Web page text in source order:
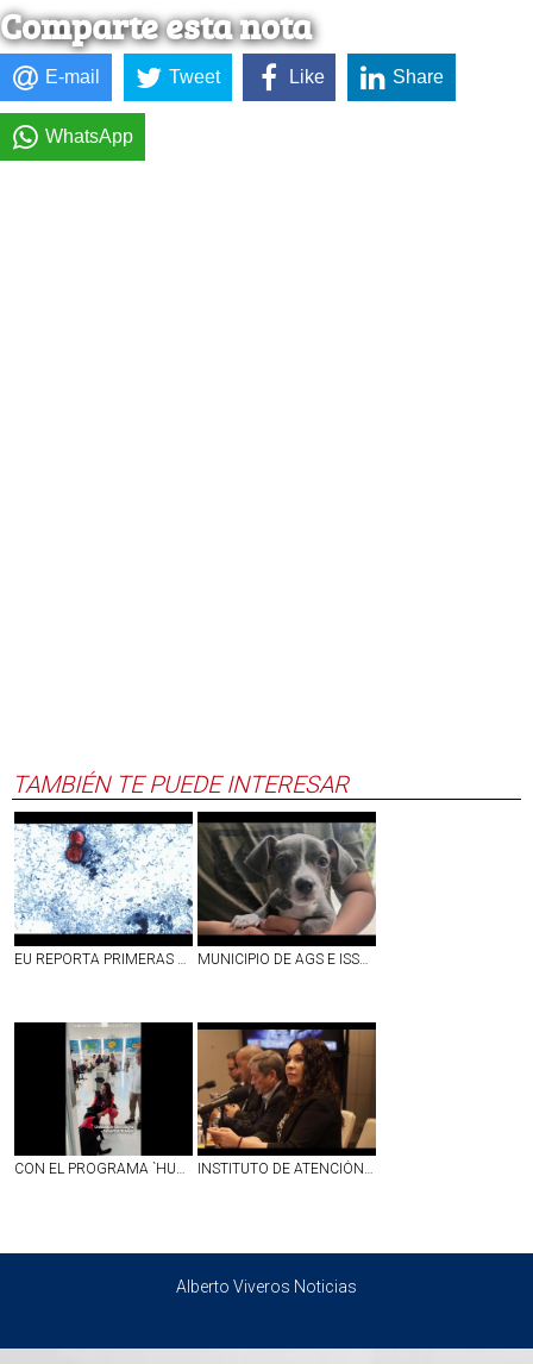
Comparte esta nota
E-mail Tweet Like Share
WhatsApp
TAMBIÉN TE PUEDE INTERESAR
EU REPORTA PRIMERAS DOS MUERTES POR `DIARREA EXPLOSIVA´ A CAUSA DE CYCLOSPORA; SUMAN MÁS DE 4 MIL CASOS CONFIRMADOS MUNICIPIO DE AGS E ISSEA REALIZARÁN ESTERILIZACIONES GRATUITAS EN LA COLONIA LA SOLEDAD
CON EL PROGRAMA `HUELLAS´ PERRITOS DE ASISTENCIA DARÁN APOYO EMOCIONAL A NIÑOS CON CÁNCER EN EL CHMH | VIDEO INSTITUTO DE ATENCIÓN INTEGRAL DE ENFERMEDADES RENALES COMIENZA A DAR RESULTADOS CON LA DISMINUCIÓN DE NUEVOS CASOS EN AGUASCALIENTES
Alberto Viveros Noticias